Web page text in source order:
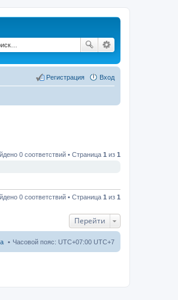
Вход
Регистрация
0 соответствий • Страница 1 из 1
0 соответствий • Страница 1 из 1
Перейти
Часовой пояс: UTC+07:00 UTC+7